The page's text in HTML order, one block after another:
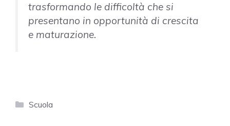
trasformando le difficoltà che si
presentano in opportunità di crescita
e maturazione.
Categorie
Scuola